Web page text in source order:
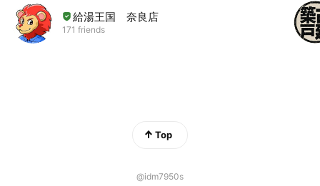
給湯王国 奈良店
171 friends
Top
@idm7950s